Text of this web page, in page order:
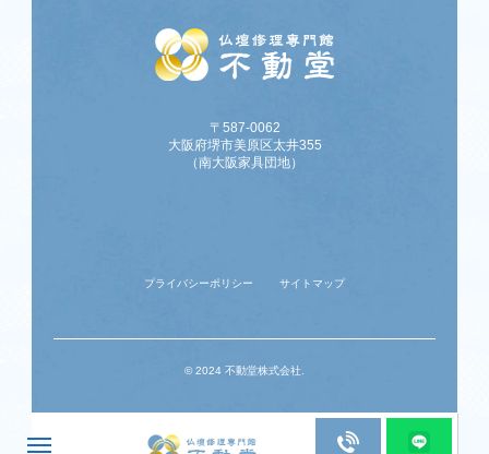
〒587-0062
大阪府堺市美原区太井355
（南大阪家具団地）
プライバシーポリシー サイトマップ
© 2024 不動堂株式会社.